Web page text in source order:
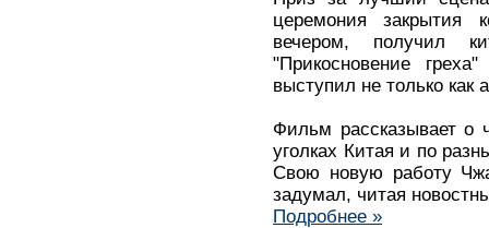
церемония закрытия
вечером, получил
"Прикосновение
выступил не только как
Фильм рассказывает о
уголках Китая и по
Свою новую работу
задумал, читая
Подробнее »